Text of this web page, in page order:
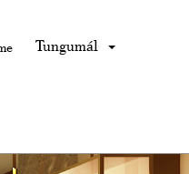
Tungumál